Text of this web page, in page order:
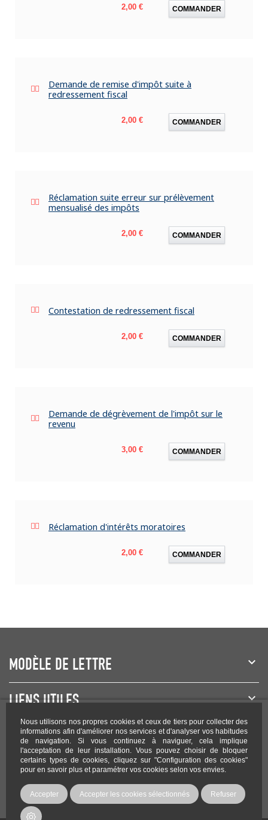
Nous utilisons nos propres cookies et ceux de tiers pour collecter des
informations afin d'améliorer nos services et d'analyser vos habitudes
de navigation. Si vous continuez à naviguer, cela implique
l'acceptation de leur installation. Vous pouvez choisir de bloquer
certains types de cookies, cliquez sur "Configuration des cookies"
pour en savoir plus et paramétrer vos cookies selon vos envies.
Accepter Accepter les cookies sélectionnés Refuser
Prix
2,00 € COMMANDER
Demande de remise d'impôt suite à
redressement fiscal
Prix
2,00 € COMMANDER
Réclamation suite erreur sur prélèvement
mensualisé des impôts
Prix
2,00 € COMMANDER
Contestation de redressement fiscal
Prix
2,00 € COMMANDER
Demande de dégrèvement de l'impôt sur le
revenu
Prix
3,00 € COMMANDER
Réclamation d'intérêts moratoires
Prix
2,00 € COMMANDER
MODÈLE DE LETTRE
LIENS UTILES
NEWSLETTER